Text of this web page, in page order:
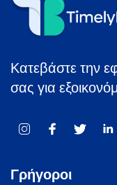
Κατεβάστε την
σας για
Γρήγοροι